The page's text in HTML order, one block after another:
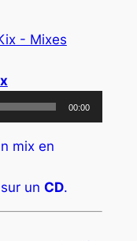
00:00
mix en
un CD.